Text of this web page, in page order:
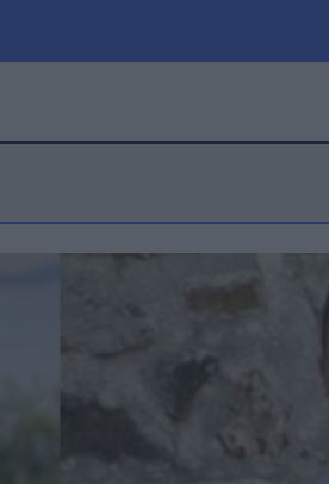
Αθλητικά
Καιρός